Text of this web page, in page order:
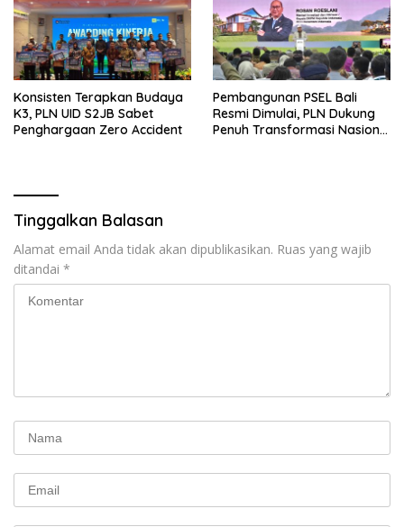
Konsisten Terapkan Budaya
K3, PLN UID S2JB Sabet
Penghargaan Zero Accident
Pembangunan PSEL Bali
Resmi Dimulai, PLN Dukung
Penuh Transformasi Nasional
Tinggalkan Balasan
Alamat email Anda tidak akan dipublikasikan. Ruas yang wajib
ditandai *